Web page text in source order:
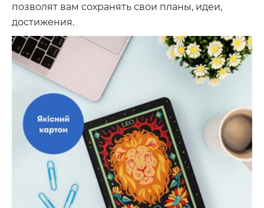
позволят вам сохранять свои планы, идеи,
достижения.